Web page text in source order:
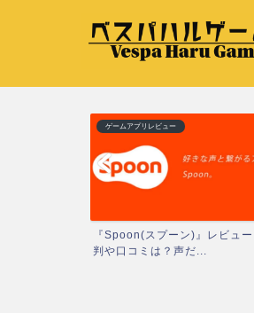
ゲームアプリレビュー
『Spoon(スプーン)』レビュ
判や口コミは？声だ...